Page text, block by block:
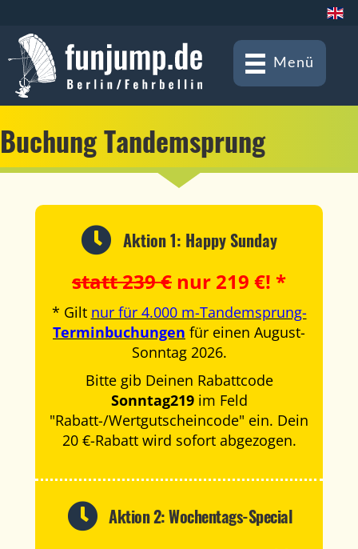
Menü
Buchung Tandemsprung
Aktion 1: Happy Sunday
statt 239 € nur 219 €! *
* Gilt nur für 4.000 m-Tandemsprung-
Terminbuchungen für einen August-
Sonntag 2026.
Bitte gib Deinen Rabattcode
Sonntag219 im Feld
"Rabatt-/Wertgutscheincode" ein. Dein
20 €-Rabatt wird sofort abgezogen.
Aktion 2: Wochentags-Special